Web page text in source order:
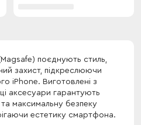
поєднують стиль,
захист, підкреслюючи
iPhone. Виготовлені з
аксесуари гарантують
максимальну безпеку
естетику смартфона.